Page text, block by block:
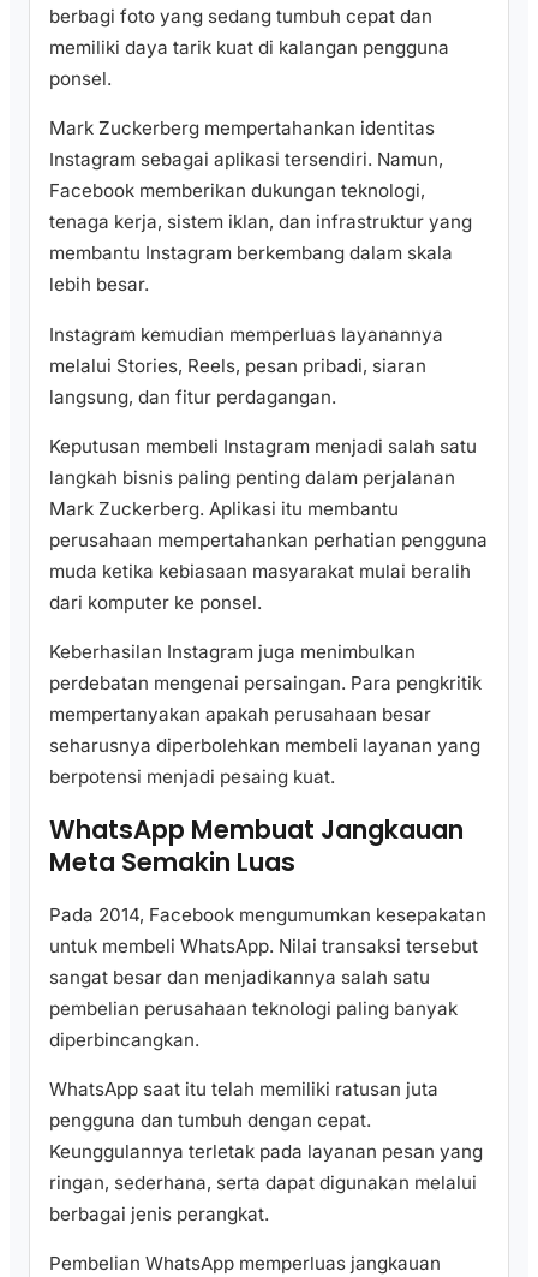
berbagi foto yang sedang tumbuh cepat dan
memiliki daya tarik kuat di kalangan pengguna
ponsel.
Mark Zuckerberg mempertahankan identitas
Instagram sebagai aplikasi tersendiri. Namun,
Facebook memberikan dukungan teknologi,
tenaga kerja, sistem iklan, dan infrastruktur yang
membantu Instagram berkembang dalam skala
lebih besar.
Instagram kemudian memperluas layanannya
melalui Stories, Reels, pesan pribadi, siaran
langsung, dan fitur perdagangan.
Keputusan membeli Instagram menjadi salah satu
langkah bisnis paling penting dalam perjalanan
Mark Zuckerberg. Aplikasi itu membantu
perusahaan mempertahankan perhatian pengguna
muda ketika kebiasaan masyarakat mulai beralih
dari komputer ke ponsel.
Keberhasilan Instagram juga menimbulkan
perdebatan mengenai persaingan. Para pengkritik
mempertanyakan apakah perusahaan besar
seharusnya diperbolehkan membeli layanan yang
berpotensi menjadi pesaing kuat.
WhatsApp Membuat Jangkauan
Meta Semakin Luas
Pada 2014, Facebook mengumumkan kesepakatan
untuk membeli WhatsApp. Nilai transaksi tersebut
sangat besar dan menjadikannya salah satu
pembelian perusahaan teknologi paling banyak
diperbincangkan.
WhatsApp saat itu telah memiliki ratusan juta
pengguna dan tumbuh dengan cepat.
Keunggulannya terletak pada layanan pesan yang
ringan, sederhana, serta dapat digunakan melalui
berbagai jenis perangkat.
Pembelian WhatsApp memperluas jangkauan